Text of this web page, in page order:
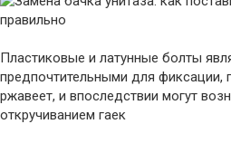
Пластиковые и латунные болты
предпочтительными для фиксации,
ржавеет, и впоследствии могут
откручиванием гаек